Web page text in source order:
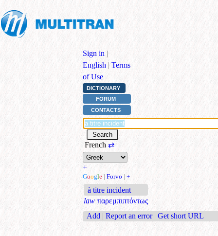
Sign in |
English | Terms
of Use
DICTIONARY
FORUM
CONTACTS
French ⇄
+
Google | Forvo | +
à titre incident
law παρεμπιπτόντως
Add | Report an error | Get short URL